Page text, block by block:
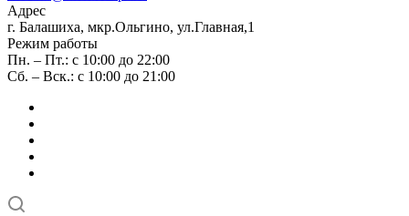
Адрес
г. Балашиха, мкр.Ольгино, ул.Главная,1
Режим работы
Пн. – Пт.: с 10:00 до 22:00
Сб. – Вск.: с 10:00 до 21:00